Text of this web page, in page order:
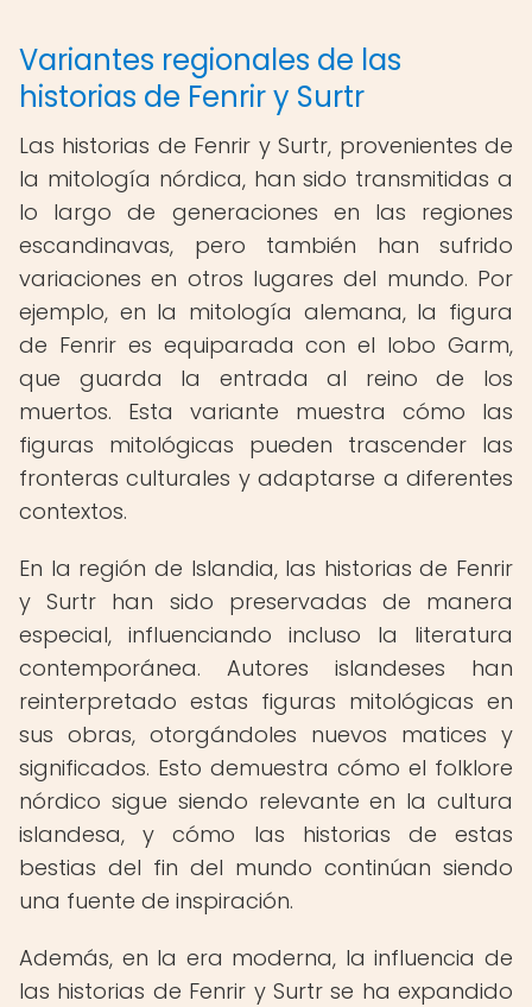
Variantes regionales de las
historias de Fenrir y Surtr
Las historias de Fenrir y Surtr, provenientes de
la mitología nórdica, han sido transmitidas a
lo largo de generaciones en las regiones
escandinavas, pero también han sufrido
variaciones en otros lugares del mundo. Por
ejemplo, en la mitología alemana, la figura
de Fenrir es equiparada con el lobo Garm,
que guarda la entrada al reino de los
muertos. Esta variante muestra cómo las
figuras mitológicas pueden trascender las
fronteras culturales y adaptarse a diferentes
contextos.
En la región de Islandia, las historias de Fenrir
y Surtr han sido preservadas de manera
especial, influenciando incluso la literatura
contemporánea. Autores islandeses han
reinterpretado estas figuras mitológicas en
sus obras, otorgándoles nuevos matices y
significados. Esto demuestra cómo el folklore
nórdico sigue siendo relevante en la cultura
islandesa, y cómo las historias de estas
bestias del fin del mundo continúan siendo
una fuente de inspiración.
Además, en la era moderna, la influencia de
las historias de Fenrir y Surtr se ha expandido